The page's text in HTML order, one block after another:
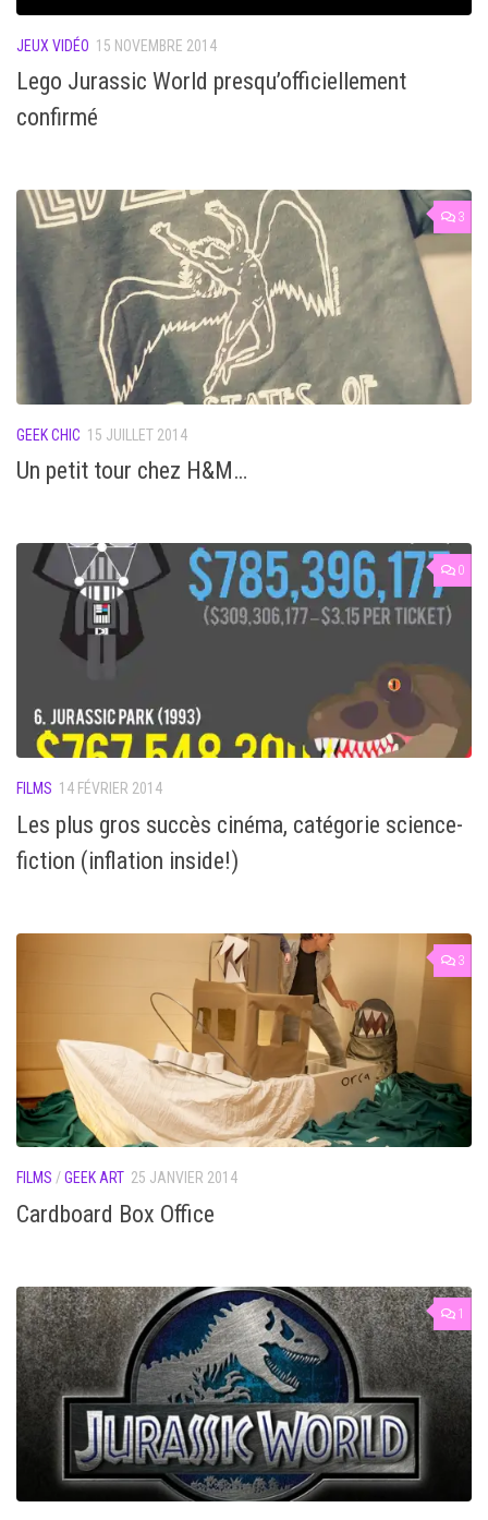
JEUX VIDÉO 15 NOVEMBRE 2014
Lego Jurassic World presqu’officiellement
confirmé
3
GEEK CHIC 15 JUILLET 2014
Un petit tour chez H&M…
0
FILMS 14 FÉVRIER 2014
Les plus gros succès cinéma, catégorie science-
fiction (inflation inside!)
3
FILMS /GEEK ART 25 JANVIER 2014
Cardboard Box Office
1